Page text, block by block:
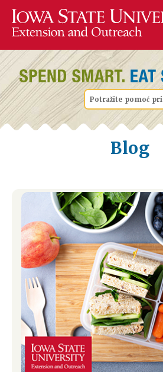
Potražite pomoć
Blog